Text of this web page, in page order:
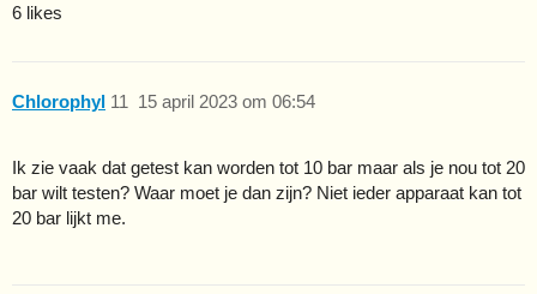
6 likes
Chlorophyl 15 april 2023 om 06:54
11
Ik zie vaak dat getest kan worden tot 10 bar maar als je nou tot 20
bar wilt testen? Waar moet je dan zijn? Niet ieder apparaat kan tot
20 bar lijkt me.